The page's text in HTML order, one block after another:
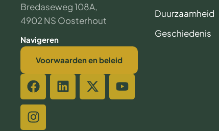
Bredaseweg 108A,
4902 NS Oosterhout
Navigeren
Voorwaarden en beleid
Duurzaamheid
Geschiedenis